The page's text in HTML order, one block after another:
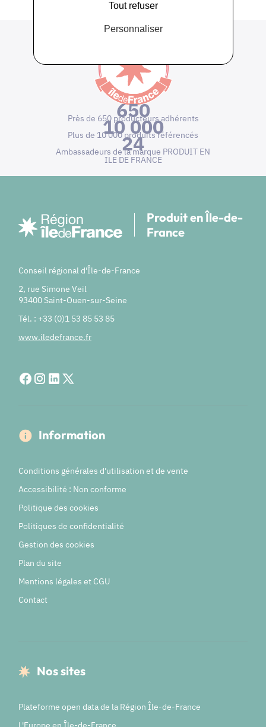
650
Près de 650 producteurs adhérents
10 000
Plus de 10 000 produits référencés
24
Ambassadeurs de la marque PRODUIT EN
ILE DE FRANCE
Produit en Île-de-
France
Conseil régional d'Île-de-France
2, rue Simone Veil
93400 Saint-Ouen-sur-Seine
Tél. : +33 (0)1 53 85 53 85
www.iledefrance.fr
Information
Conditions générales d'utilisation et de vente
Accessibilité : Non conforme
Politique des cookies
Politiques de confidentialité
Gestion des cookies
Plan du site
Mentions légales et CGU
Contact
Nos sites
Plateforme open data de la Région Île-de-France
Tout refuser
Personnaliser